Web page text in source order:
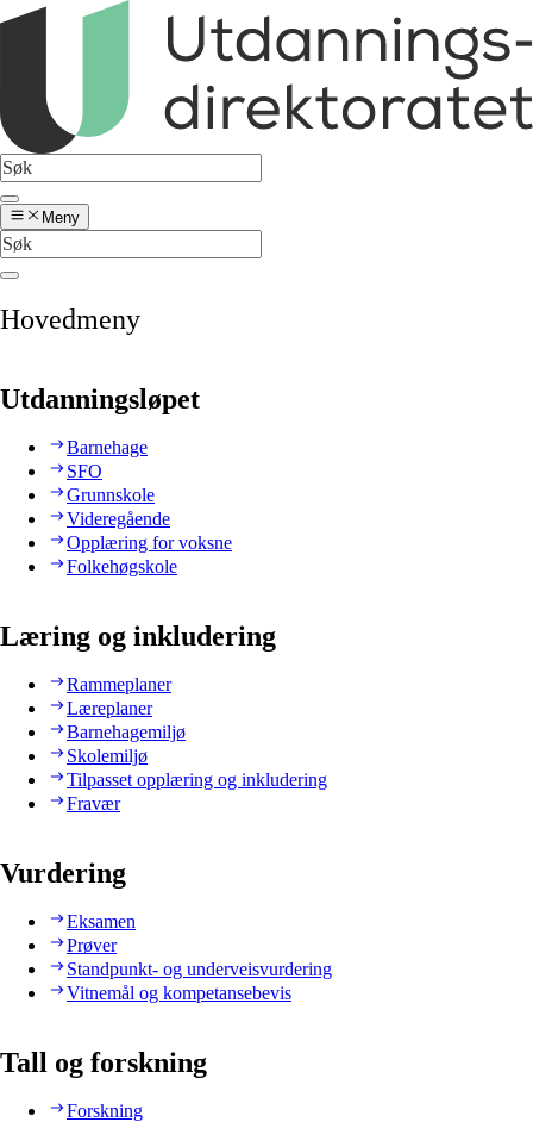
Meny
Hovedmeny
Utdanningsløpet
Barnehage
SFO
Grunnskole
Videregående
Opplæring for voksne
Folkehøgskole
Læring og inkludering
Rammeplaner
Læreplaner
Barnehagemiljø
Skolemiljø
Tilpasset opplæring og inkludering
Fravær
Vurdering
Eksamen
Prøver
Standpunkt- og underveisvurdering
Vitnemål og kompetansebevis
Tall og forskning
Forskning